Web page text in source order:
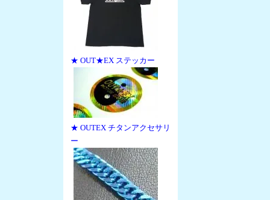
★ OUT★EX ステッカー
★ OUTEX チタンアクセサリ
ー